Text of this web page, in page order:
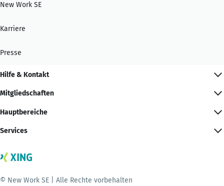
New Work SE
Karriere
Presse
Hilfe & Kontakt
Mitgliedschaften
Hauptbereiche
Services
© New Work SE | Alle Rechte vorbehalten